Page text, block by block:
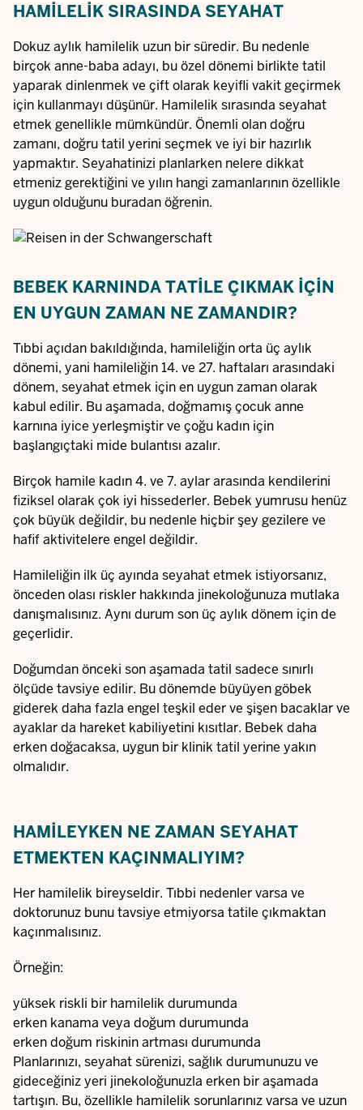
HAMILELIK SIRASINDA SEYAHAT
Dokuz aylık hamilelik uzun bir süredir. Bu nedenle
birçok anne-baba adayı, bu özel dönemi birlikte tatil
yaparak dinlenmek ve çift olarak keyifli vakit geçirmek
için kullanmayı düşünür. Hamilelik sırasında seyahat
etmek genellikle mümkündür. Önemli olan doğru
zamanı, doğru tatil yerini seçmek ve iyi bir hazırlık
yapmaktır. Seyahatinizi planlarken nelere dikkat
etmeniz gerektiğini ve yılın hangi zamanlarının özellikle
uygun olduğunu buradan öğrenin.
BEBEK KARNINDA TATILE ÇIKMAK IÇIN
EN UYGUN ZAMAN NE ZAMANDIR?
Tıbbi açıdan bakıldığında, hamileliğin orta üç aylık
dönemi, yani hamileliğin 14. ve 27. haftaları arasındaki
dönem, seyahat etmek için en uygun zaman olarak
kabul edilir. Bu aşamada, doğmamış çocuk anne
karnına iyice yerleşmiştir ve çoğu kadın için
başlangıçtaki mide bulantısı azalır.
Birçok hamile kadın 4. ve 7. aylar arasında kendilerini
fiziksel olarak çok iyi hissederler. Bebek yumrusu henüz
çok büyük değildir, bu nedenle hiçbir şey gezilere ve
hafif aktivitelere engel değildir.
Hamileliğin ilk üç ayında seyahat etmek istiyorsanız,
önceden olası riskler hakkında jinekoloğunuza mutlaka
danışmalısınız. Aynı durum son üç aylık dönem için de
geçerlidir.
Doğumdan önceki son aşamada tatil sadece sınırlı
ölçüde tavsiye edilir. Bu dönemde büyüyen göbek
giderek daha fazla engel teşkil eder ve şişen bacaklar ve
ayaklar da hareket kabiliyetini kısıtlar. Bebek daha
erken doğacaksa, uygun bir klinik tatil yerine yakın
olmalıdır.
HAMILEYKEN NE ZAMAN SEYAHAT
ETMEKTEN KAÇINMALIYIM?
Her hamilelik bireyseldir. Tıbbi nedenler varsa ve
doktorunuz bunu tavsiye etmiyorsa tatile çıkmaktan
kaçınmalısınız.
Örneğin:
yüksek riskli bir hamilelik durumunda
erken kanama veya doğum durumunda
erken doğum riskinin artması durumunda
Planlarınızı, seyahat sürenizi, sağlık durumunuzu ve
gideceğiniz yeri jinekoloğunuzla erken bir aşamada
tartışın. Bu, özellikle hamilelik sorunlarınız varsa ve uzun